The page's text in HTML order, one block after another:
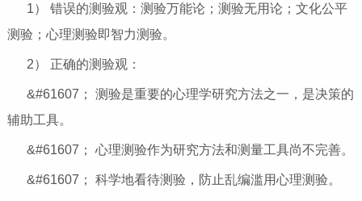
1） 错误的测验观：测验万能论；测验无用论；文化公平
测验；心理测验即智力测验。
2） 正确的测验观：
&#61607； 测验是重要的心理学研究方法之一，是决策的
辅助工具。
&#61607； 心理测验作为研究方法和测量工具尚不完善。
&#61607； 科学地看待测验，防止乱编滥用心理测验。